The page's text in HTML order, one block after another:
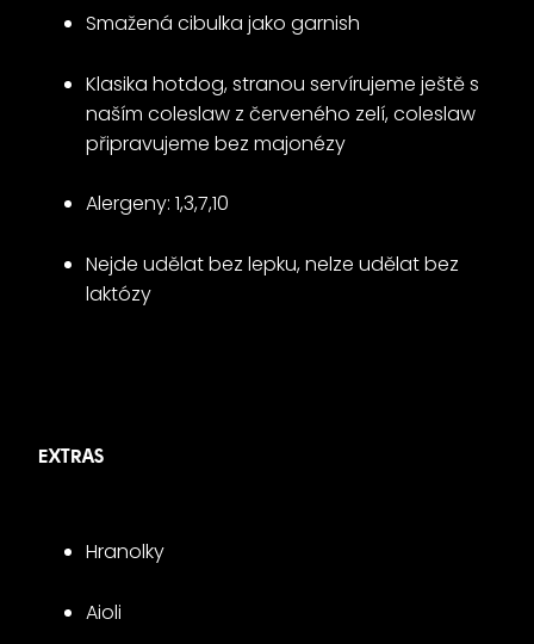
Smažená cibulka jako garnish
Klasika hotdog, stranou servírujeme ještě s
naším coleslaw z červeného zelí, coleslaw
připravujeme bez majonézy
Alergeny: 1,3,7,10
Nejde udělat bez lepku, nelze udělat bez
laktózy
EXTRAS
Hranolky
Aioli